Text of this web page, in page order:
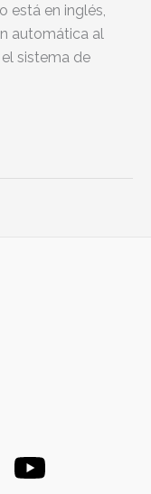
está en inglés,
automática al
sistema de